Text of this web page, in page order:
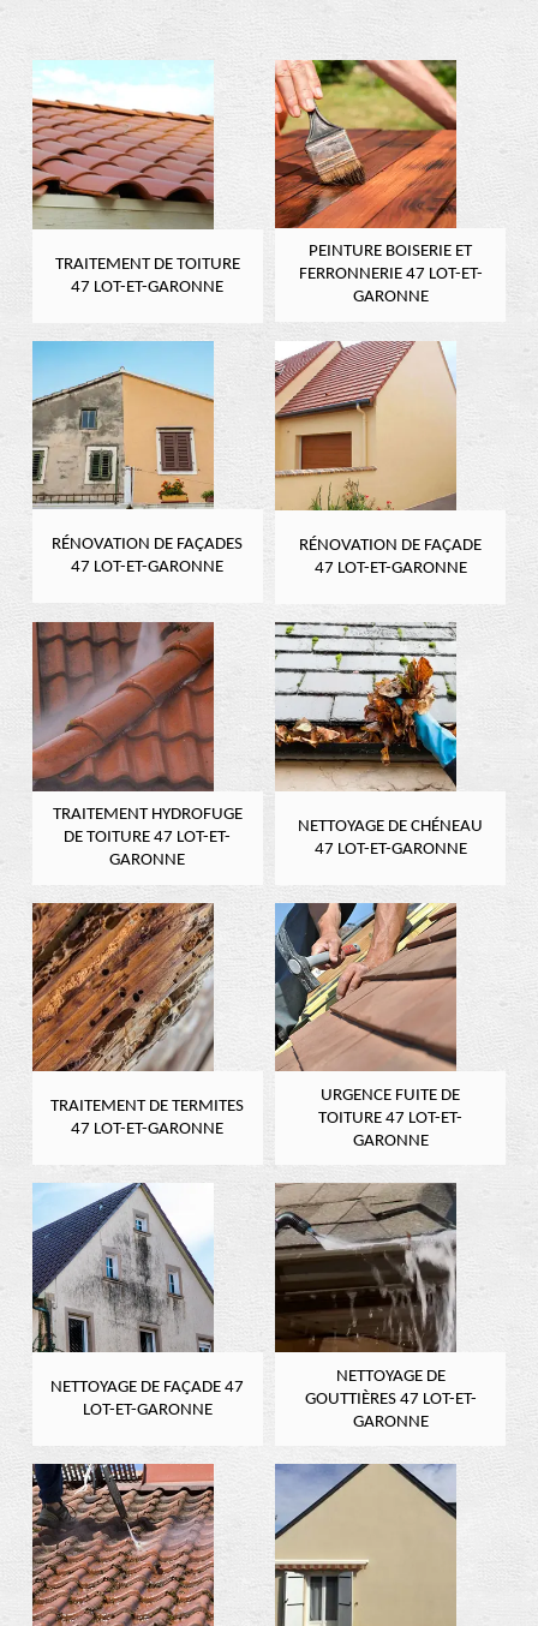
TRAITEMENT DE TOITURE
47 LOT-ET-GARONNE
PEINTURE BOISERIE ET
FERRONNERIE 47 LOT-ET-
GARONNE
RÉNOVATION DE FAÇADES
47 LOT-ET-GARONNE
RÉNOVATION DE FAÇADE
47 LOT-ET-GARONNE
TRAITEMENT HYDROFUGE
DE TOITURE 47 LOT-ET-
GARONNE
NETTOYAGE DE CHÉNEAU
47 LOT-ET-GARONNE
TRAITEMENT DE TERMITES
47 LOT-ET-GARONNE
URGENCE FUITE DE
TOITURE 47 LOT-ET-
GARONNE
NETTOYAGE DE FAÇADE 47
LOT-ET-GARONNE
NETTOYAGE DE
GOUTTIÈRES 47 LOT-ET-
GARONNE